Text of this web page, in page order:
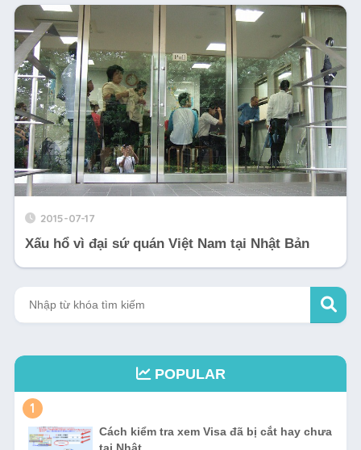
2015-07-17
Xấu hổ vì đại sứ quán Việt Nam tại Nhật Bản
POPULAR
1
Cách kiểm tra xem Visa đã bị cắt hay chưa
tại Nhật